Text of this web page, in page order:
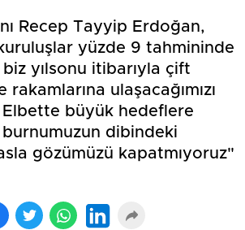
Recep Tayyip Erdoğan,
yüzde 9 tahmininde
yılsonu itibarıyla çift
ulaşacağımızı
büyük hedeflere
burnumuzun dibindeki
gözümüzü kapatmıyoruz"